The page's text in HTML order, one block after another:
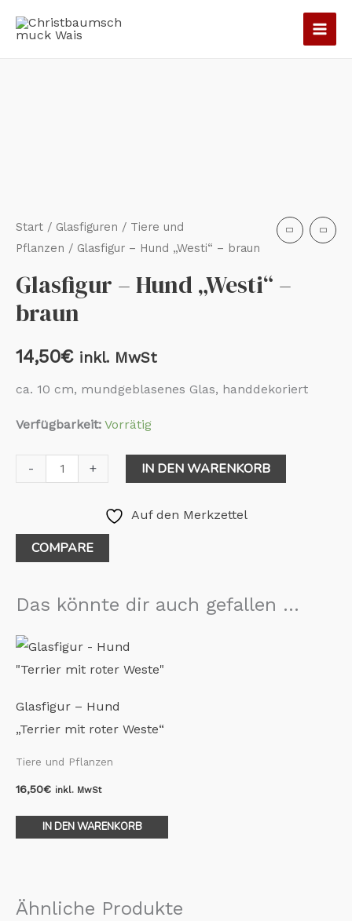
Inhalt
Start / Glasfiguren / Tiere und
Pflanzen / Glasfigur – Hund „Westi“ – braun
Glasfigur – Hund „Westi“ –
braun
14,50€ inkl. MwSt
ca. 10 cm, mundgeblasenes Glas, handdekoriert
Verfügbarkeit: Vorrätig
-
Menge
+ IN DEN WARENKORB
Auf den Merkzettel
COMPARE
Das könnte dir auch gefallen …
Glasfigur – Hund
„Terrier mit roter Weste“
Tiere und Pflanzen
16,50€ inkl. MwSt
IN DEN WARENKORB
Ähnliche Produkte